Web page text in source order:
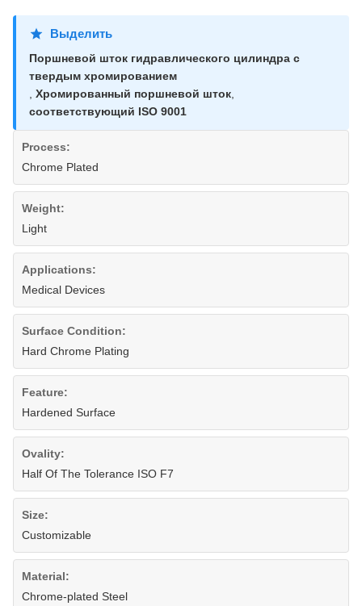
Выделить
Поршневой шток гидравлического цилиндра с
твердым хромированием
Хромированный поршневой шток
соответствующий ISO 9001
Process:
Chrome Plated
Weight:
Light
Applications:
Medical Devices
Surface Condition:
Hard Chrome Plating
Feature:
Hardened Surface
Ovality:
Half Of The Tolerance ISO F7
Size:
Customizable
Material:
Chrome-plated Steel